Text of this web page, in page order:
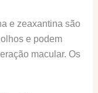
e zeaxantina são
e podem
macular. Os